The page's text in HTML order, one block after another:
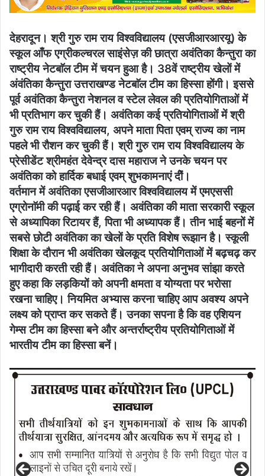
देहरादून। श्री गुरु राम राय विश्वविद्यालय (एसजीआरआरयू) के
स्कूल आँफ एग्रीकल्चरल साइंसेज़ की छात्रा अवंतिका कैन्तुरा का
राष्ट्रीय नेटबाॅल टीम में चयन हुआ है। 38वें राष्ट्रीय खेलों में
अंवंतिका कैन्तुरा उत्तराखण्ड नेटबाॅल टीम का हिस्सा होंगी। इससे
पूर्व अवंतिका कैन्तुरा नेशनल व स्टेल लेवल की प्रतियोगिताओं में
भी प्रतिभाग कर चुकी हैं। अवंतिका कई प्रतियोगिताओं में श्री
गुरु राम राय विश्वविद्यालय, अपने माता पिता एवम् राज्य का नाम
पहले भी रौशन कर चुकी हैं। श्री गुरु राम राय विश्वविद्यालय के
प्रेसीडेंट श्रीमहंत देवेन्द्र दास महाराज ने उनके चयन पर
अवंतिका को हार्दिक बधाई एवम् शुभकामनाएं दीें।
वर्तमान में अवंतिका एसजीआरआर विश्वविद्यालय में एमएससी
एग्रोनाॅमी की पढ़ाई कर रही हैं। अवंतिका की माता सरकारी स्कूल
से अध्यापिका रिटायर हैं, पिता भी अध्यापक हैं। तीन भाई बहनों में
सबसे छोटी अवंतिका का खेलों के प्रति विशेष रूझान है। स्कूली
शिक्षा के दौरान भी अवंतिका खेलकूद प्रतियोगिताओं में बढ़चढ़ कर
भागीदारी करती रही हैं। अवंतिका ने अपना अनुभव सांझा करते
हुए कहा कि लड़कियों को अपनी क्षमता व योग्यता पर भरोसा
रखना चाहिए। नियमित अभ्यास करना चाहिए आप अवश्य अपने
लक्ष्य को प्राप्त कर सकते हैं। उनका सपना है कि वह एशियन
गेम्स टीम का हिस्सा बने और अन्तर्राष्ट्रीय प्रतियोगिताओं में
भारतीय टीम का हिस्सा बनें।